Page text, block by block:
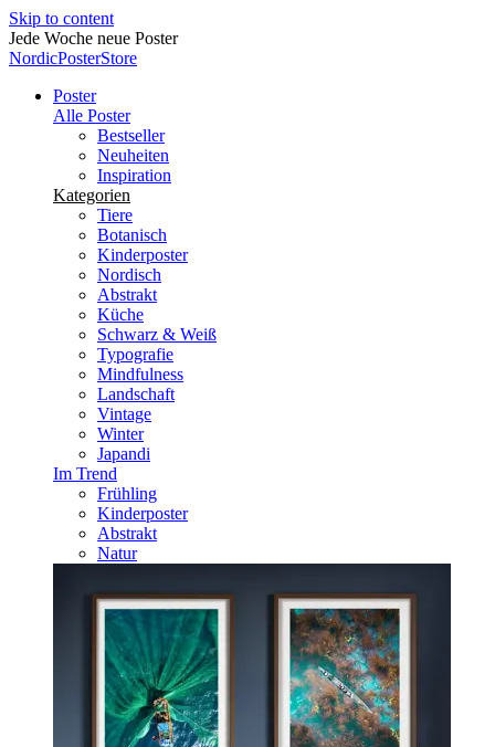
Skip to content
Jede Woche neue Poster
NordicPosterStore
Poster
Alle Poster
Bestseller
Neuheiten
Inspiration
Kategorien
Tiere
Botanisch
Kinderposter
Nordisch
Abstrakt
Küche
Schwarz & Weiß
Typografie
Mindfulness
Landschaft
Vintage
Winter
Japandi
Im Trend
Frühling
Kinderposter
Abstrakt
Natur